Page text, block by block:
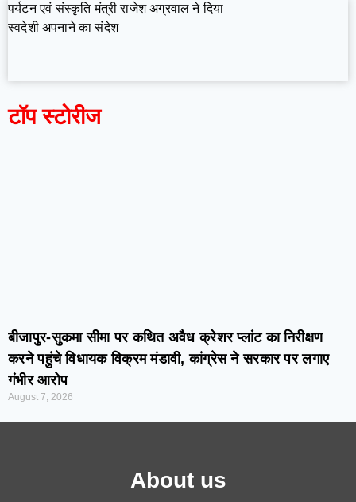
पर्यटन एवं संस्कृति मंत्री राजेश अग्रवाल ने दिया
स्वदेशी अपनाने का संदेश
टॉप स्टोरीज
बीजापुर-सुकमा सीमा पर कथित अवैध क्रेशर प्लांट का निरीक्षण
करने पहुंचे विधायक विक्रम मंडावी, कांग्रेस ने सरकार पर लगाए
गंभीर आरोप
August 7, 2026
About us